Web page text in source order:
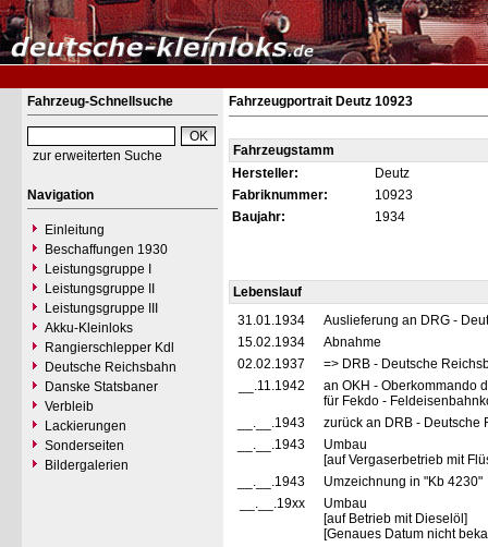
Fahrzeug-Schnellsuche
zur erweiterten Suche
Navigation
Einleitung
Beschaffungen 1930
Leistungsgruppe I
Leistungsgruppe II
Leistungsgruppe III
Akku-Kleinloks
Rangierschlepper Kdl
Deutsche Reichsbahn
Danske Statsbaner
Verbleib
Lackierungen
Sonderseiten
Bildergalerien
Fahrzeugportrait Deutz 10923
Fahrzeugstamm
Hersteller:
Deutz
Fabriknummer:
10923
Baujahr:
1934
Lebenslauf
31.01.1934
Auslieferung an DRG -
15.02.1934
Abnahme
02.02.1937
=> DRB - Deutsche
__.11.1942
an OKH - Oberkommando
für Fekdo -
__.__.1943
zurück an DRB -
__.__.1943
Umbau
[auf Vergaserbetrieb mit
__.__.1943
Umzeichnung in "Kb 4230"
__.__.19xx
Umbau
[auf Betrieb mit Dieselöl]
[Genaues Datum nicht